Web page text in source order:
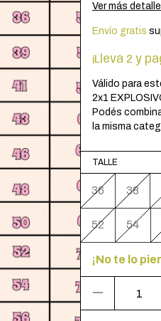
Ver más
Envío gratis
¡Llevá 2 y
Válido para
2x1
Podés
la misma
TALLE
36 38
52 54
¡No te lo